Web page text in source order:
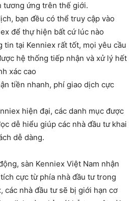
tương ứng trên thế giới.
bạn đều có thể truy cập vào
để thự hiện bất cứ lúc nào
tin tại Kenniex rất tốt, mọi yêu cầu
hệ thống tiếp nhận và xử lý hết
xác cao
tiền nhanh, phí giao dịch cực
hiện đại, các danh mục được
dễ hiểu giúp các nhà đầu tư khai
dễ dàng.
sàn Kenniex Việt Nam nhận
cực từ phía nhà đầu tư trong
các nhà đầu tư sẽ bị giới hạn cơ